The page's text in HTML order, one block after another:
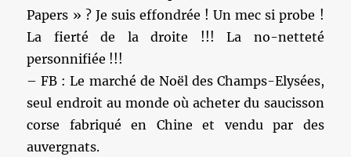
Papers » ? Je suis effondrée ! Un mec si probe !
La fierté de la droite !!! La no-netteté
personnifiée !!!
– FB : Le marché de Noël des Champs-Elysées,
seul endroit au monde où acheter du saucisson
corse fabriqué en Chine et vendu par des
auvergnats.